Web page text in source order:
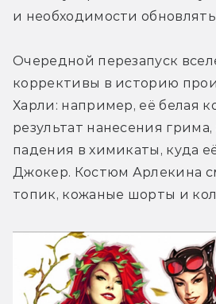
и необходимости
Очередной перезапуск
коррективы в историю
Харли: например, её белая
результат нанесения
падения в химикаты, куда
Джокер. Костюм Арлекина
топик, кожаные шорты и